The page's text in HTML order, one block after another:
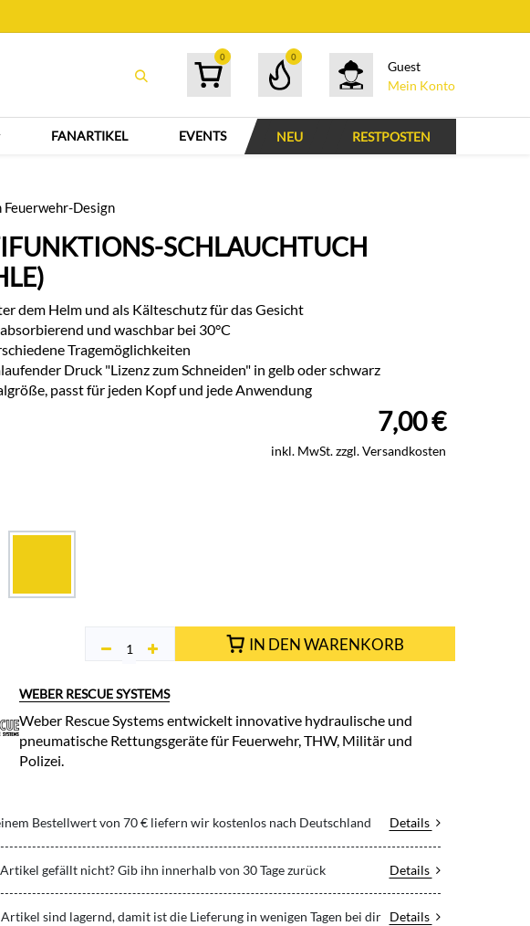
0 0
Guest
Mein Konto
FANARTIKEL EVENTS NEU RESTPOSTEN
Feuerwehr-Design
SCHLAUCHTUCH
dem Helm und als Kälteschutz für das Gesicht
und waschbar bei 30°C
Tragemöglichkeiten
Druck "Lizenz zum Schneiden" in gelb oder schwarz
passt für jeden Kopf und jede Anwendung
7,00€
inkl. MwSt. zzgl. Versandkosten
IN DEN WARENKORB
WEBER RESCUE SYSTEMS
Weber Rescue Systems entwickelt innovative hydraulische und
pneumatische Rettungsgeräte für Feuerwehr, THW, Militär und
Polizei.
Bestellwert von 70 € liefern wir kostenlos nach Deutschland Details
gefällt nicht? Gib ihn innerhalb von 30 Tage zurück Details
sind lagernd, damit ist die Lieferung in wenigen Tagen bei dir Details